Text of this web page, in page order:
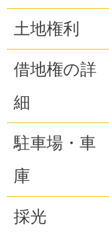
土地権利
借地権の詳
細
駐車場・車
庫
採光